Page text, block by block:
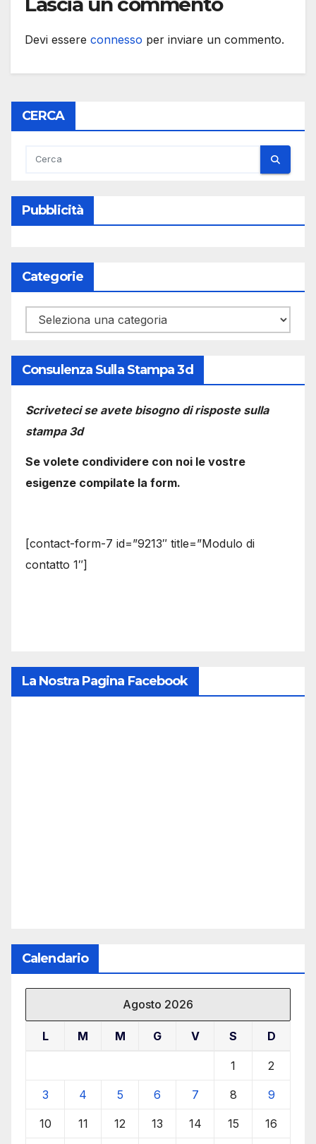
Devi essere connesso per inviare un commento.
CERCA
Pubblicità
Categorie
Categorie
Consulenza Sulla Stampa 3d
Scriveteci se avete bisogno di risposte sulla
stampa 3d
Se volete condividere con noi le vostre
esigenze compilate la form.
[contact-form-7 id=”9213″ title=”Modulo di
contatto 1″]
La Nostra Pagina Facebook
Calendario
Agosto 2026
L M M G V S D
1 2
3 4 5 6 7 8 9
10 11 12 13 14 15 16